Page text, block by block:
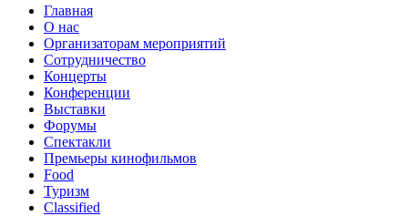
Skip
content
Главная
О нас
Организаторам мероприятий
Сотрудничество
Концерты
Конференции
Выставки
Форумы
Спектакли
Премьеры кинофильмов
Food
Туризм
Сlassified